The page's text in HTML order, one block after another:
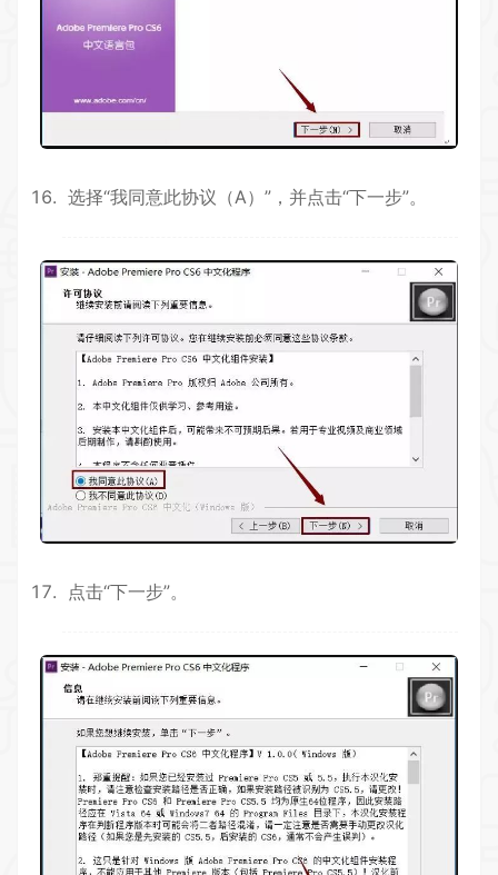
选择“我同意此协议（A）”，并点击“下一步”。
点击“下一步”。